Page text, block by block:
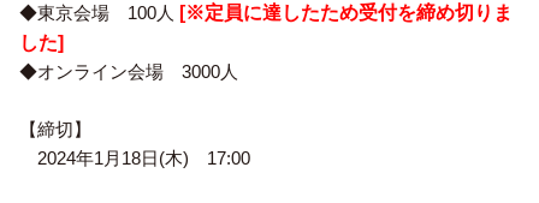
◆東京会場 100人 [※定員に達したため受付を締め切りま
した]
◆オンライン会場 3000人
【締切】
2024年1月18日(木) 17:00